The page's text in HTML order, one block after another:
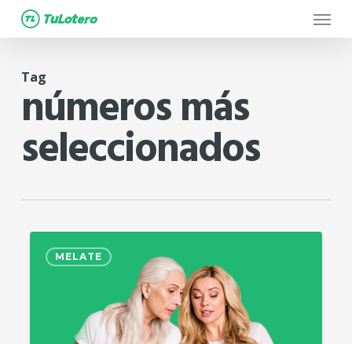
Skip
to
content
Menu
Tag
números más
seleccionados
MELATE